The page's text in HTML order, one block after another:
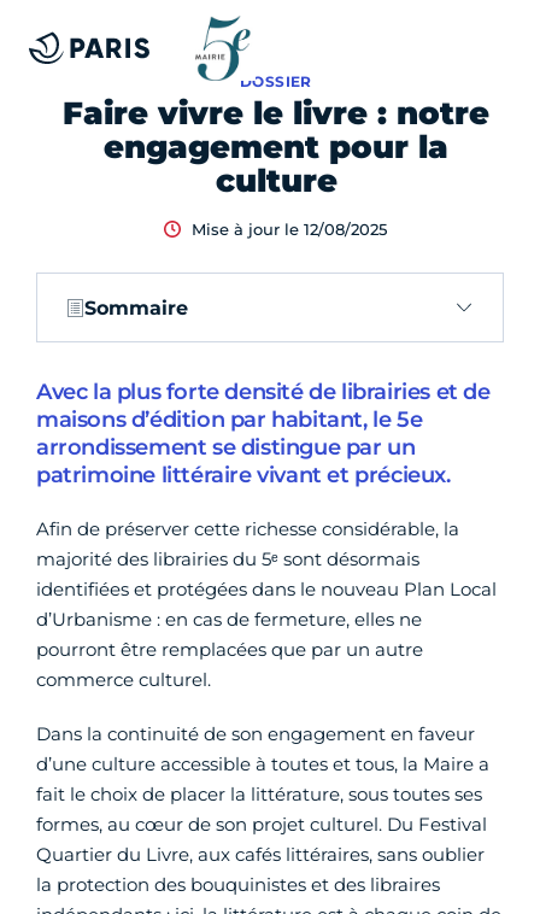
Faire vivre le livre : notre
engagement pour la
culture
DOSSIER
Mise à jour le 12/08/2025
Sommaire
Avec la plus forte densité de librairies et de
maisons d’édition par habitant, le 5e
arrondissement se distingue par un
patrimoine littéraire vivant et précieux.
Afin de préserver cette richesse considérable, la
majorité des librairies du 5ᵉ sont désormais
identifiées et protégées dans le nouveau Plan Local
d’Urbanisme : en cas de fermeture, elles ne
pourront être remplacées que par un autre
commerce culturel.
Dans la continuité de son engagement en faveur
d’une culture accessible à toutes et tous, la Maire a
fait le choix de placer la littérature, sous toutes ses
formes, au cœur de son projet culturel. Du Festival
Quartier du Livre, aux cafés littéraires, sans oublier
la protection des bouquinistes et des libraires